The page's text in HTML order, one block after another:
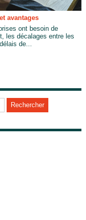
avantages
ont besoin de
les décalages entre les
de...